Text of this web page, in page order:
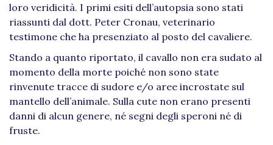
loro veridicità. I primi esiti dell’autopsia sono stati
riassunti dal dott. Peter Cronau, veterinario
testimone che ha presenziato al posto del cavaliere.
Stando a quanto riportato, il cavallo non era sudato al
momento della morte poiché non sono state
rinvenute tracce di sudore e/o aree incrostate sul
mantello dell’animale. Sulla cute non erano presenti
danni di alcun genere, né segni degli speroni né di
fruste.